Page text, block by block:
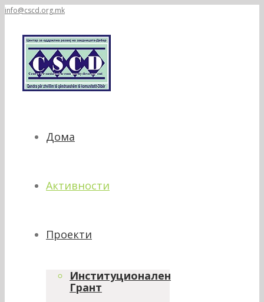
info@cscd.org.mk
Дома
Активности
Проекти
Институционален
Грант